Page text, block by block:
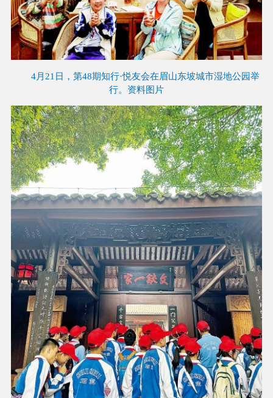
4月21日，第48期知行·悦友会在眉山东坡城市湿地公园举
行。资料图片